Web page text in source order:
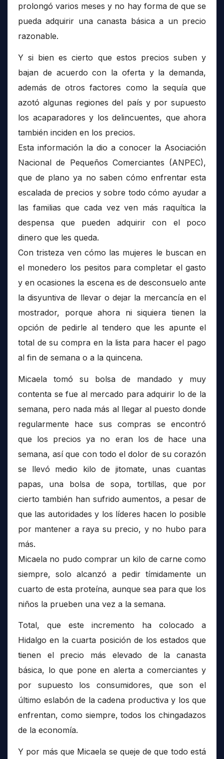
prolongó varios meses y no hay forma de que se
pueda adquirir una canasta básica a un precio
razonable.
Y si bien es cierto que estos precios suben y
bajan de acuerdo con la oferta y la demanda,
además de otros factores como la sequía que
azotó algunas regiones del país y por supuesto
los acaparadores y los delincuentes, que ahora
también inciden en los precios.
Esta información la dio a conocer la Asociación
Nacional de Pequeños Comerciantes (ANPEC),
que de plano ya no saben cómo enfrentar esta
escalada de precios y sobre todo cómo ayudar a
las familias que cada vez ven más raquítica la
despensa que pueden adquirir con el poco
dinero que les queda.
Con tristeza ven cómo las mujeres le buscan en
el monedero los pesitos para completar el gasto
y en ocasiones la escena es de desconsuelo ante
la disyuntiva de llevar o dejar la mercancía en el
mostrador, porque ahora ni siquiera tienen la
opción de pedirle al tendero que les apunte el
total de su compra en la lista para hacer el pago
al fin de semana o a la quincena.
Micaela tomó su bolsa de mandado y muy
contenta se fue al mercado para adquirir lo de la
semana, pero nada más al llegar al puesto donde
regularmente hace sus compras se encontró
que los precios ya no eran los de hace una
semana, así que con todo el dolor de su corazón
se llevó medio kilo de jitomate, unas cuantas
papas, una bolsa de sopa, tortillas, que por
cierto también han sufrido aumentos, a pesar de
que las autoridades y los líderes hacen lo posible
por mantener a raya su precio, y no hubo para
más.
Micaela no pudo comprar un kilo de carne como
siempre, solo alcanzó a pedir tímidamente un
cuarto de esta proteína, aunque sea para que los
niños la prueben una vez a la semana.
Total, que este incremento ha colocado a
Hidalgo en la cuarta posición de los estados que
tienen el precio más elevado de la canasta
básica, lo que pone en alerta a comerciantes y
por supuesto los consumidores, que son el
último eslabón de la cadena productiva y los que
enfrentan, como siempre, todos los chingadazos
de la economía.
Y por más que Micaela se queje de que todo está